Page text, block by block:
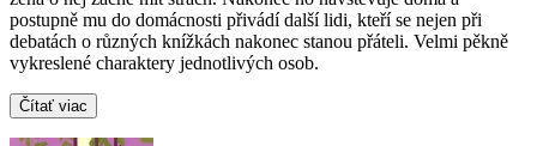
postupně mu do domácnosti přivádí další lidi, kteří se nejen při
debatách o různých knížkách nakonec stanou přáteli. Velmi pěkně
vykreslené charaktery jednotlivých osob.
Čítať viac